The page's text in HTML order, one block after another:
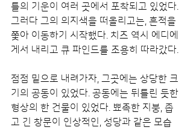
틀의 기운이 여러 곳에서 포착되고 있었다.
그러다 그의 의지색을 떠올리고는, 흔적을
쫓아 이동하기 시작했다. 치즈 역시 에디에
게서 내리고 큐 파인드를 조용히 따라갔다.
점점 밑으로 내려가자, 그곳에는 상당한 크
기의 공동이 있었다. 공동에는 뒤틀린 듯한
형상의 한 건물이 있었다. 뾰족한 지붕, 좁
고 긴 창문이 인상적인, 성당과 같은 모습